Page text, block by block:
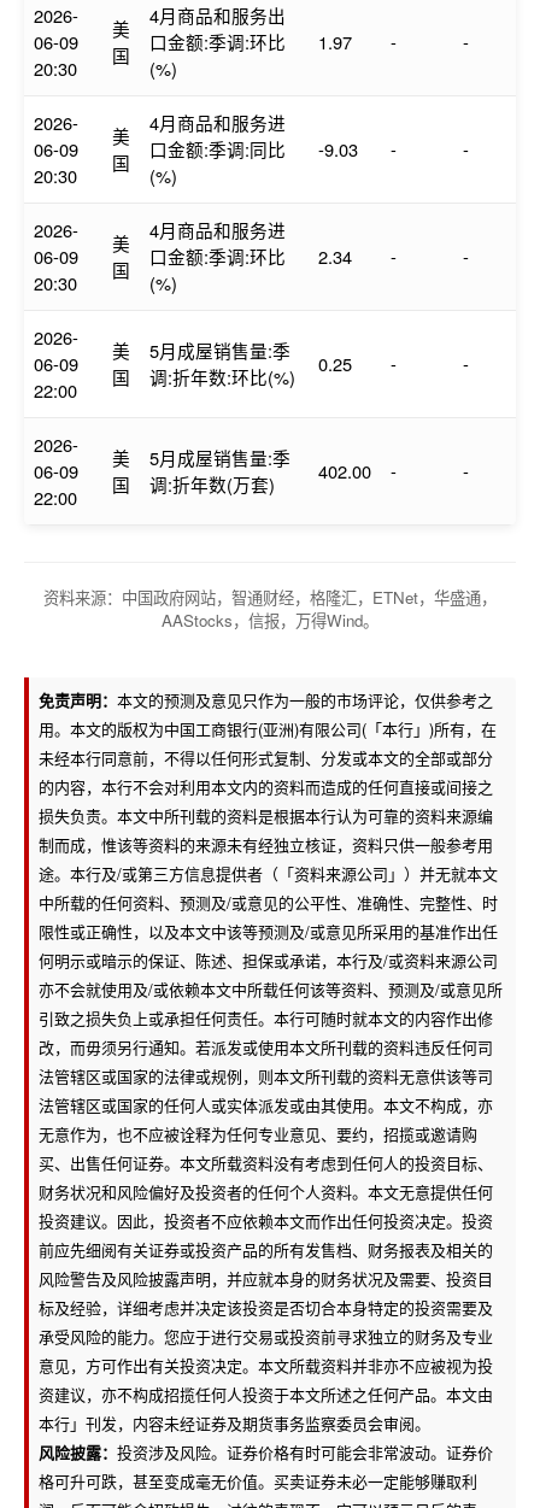
2026-
06-09
20:30
美
国
4月商品和服务出
口金额:季调:环比
(%)
1.97 - -
2026-
06-09
20:30
美
国
4月商品和服务进
口金额:季调:同比
(%)
-9.03 - -
2026-
06-09
20:30
美
国
4月商品和服务进
口金额:季调:环比
(%)
2.34 - -
2026-
06-09
22:00
美
国
5月成屋销售量:季
调:折年数:环比(%)
0.25 - -
2026-
06-09
22:00
美
国
5月成屋销售量:季
调:折年数(万套)
402.00 - -
资料来源：中国政府网站，智通财经，格隆汇，ETNet，华盛通，
AAStocks，信报，万得Wind。
免责声明： 本文的预测及意见只作为一般的市场评论，仅供参考之
用。本文的版权为中国工商银行(亚洲)有限公司(「本行」)所有，在
未经本行同意前，不得以任何形式复制、分发或本文的全部或部分
的内容，本行不会对利用本文内的资料而造成的任何直接或间接之
损失负责。本文中所刊载的资料是根据本行认为可靠的资料来源编
制而成，惟该等资料的来源未有经独立核证，资料只供一般参考用
途。本行及/或第三方信息提供者（「资料来源公司」）并无就本文
中所载的任何资料、预测及/或意见的公平性、准确性、完整性、时
限性或正确性，以及本文中该等预测及/或意见所采用的基准作出任
何明示或暗示的保证、陈述、担保或承诺，本行及/或资料来源公司
亦不会就使用及/或依赖本文中所载任何该等资料、预测及/或意见所
引致之损失负上或承担任何责任。本行可随时就本文的内容作出修
改，而毋须另行通知。若派发或使用本文所刊载的资料违反任何司
法管辖区或国家的法律或规例，则本文所刊载的资料无意供该等司
法管辖区或国家的任何人或实体派发或由其使用。本文不构成，亦
无意作为，也不应被诠释为任何专业意见、要约，招揽或邀请购
买、出售任何证券。本文所载资料没有考虑到任何人的投资目标、
财务状况和风险偏好及投资者的任何个人资料。本文无意提供任何
投资建议。因此，投资者不应依赖本文而作出任何投资决定。投资
前应先细阅有关证券或投资产品的所有发售档、财务报表及相关的
风险警告及风险披露声明，并应就本身的财务状况及需要、投资目
标及经验，详细考虑并决定该投资是否切合本身特定的投资需要及
承受风险的能力。您应于进行交易或投资前寻求独立的财务及专业
意见，方可作出有关投资决定。本文所载资料并非亦不应被视为投
资建议，亦不构成招揽任何人投资于本文所述之任何产品。本文由
本行」刊发，内容未经证券及期货事务监察委员会审阅。
风险披露： 投资涉及风险。证券价格有时可能会非常波动。证券价
格可升可跌，甚至变成毫无价值。买卖证券未必一定能够赚取利